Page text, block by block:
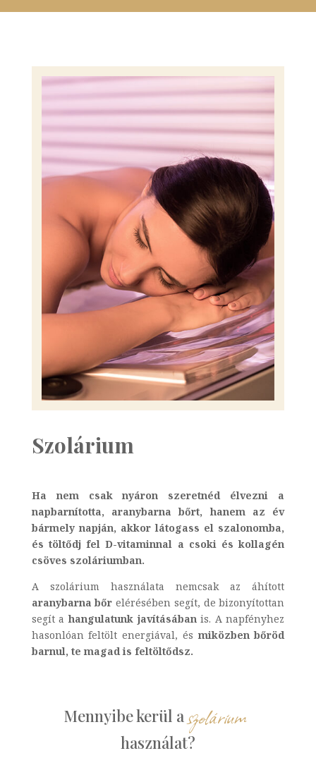
Szolárium
Ha nem csak nyáron szeretnéd élvezni a
napbarnította, aranybarna bőrt, hanem az év
bármely napján, akkor látogass el szalonomba,
és töltődj fel D-vitaminnal a csoki és kollagén
csöves szoláriumban.
A szolárium használata nemcsak az áhított
aranybarna bőr elérésében segít, de bizonyítottan
segít ahangulatunk javításábanis. A napfényhez
hasonlóan feltölt energiával, és miközben bőröd
barnul, te magad is feltöltődsz.
Mennyibe kerül a szolárium
használat?